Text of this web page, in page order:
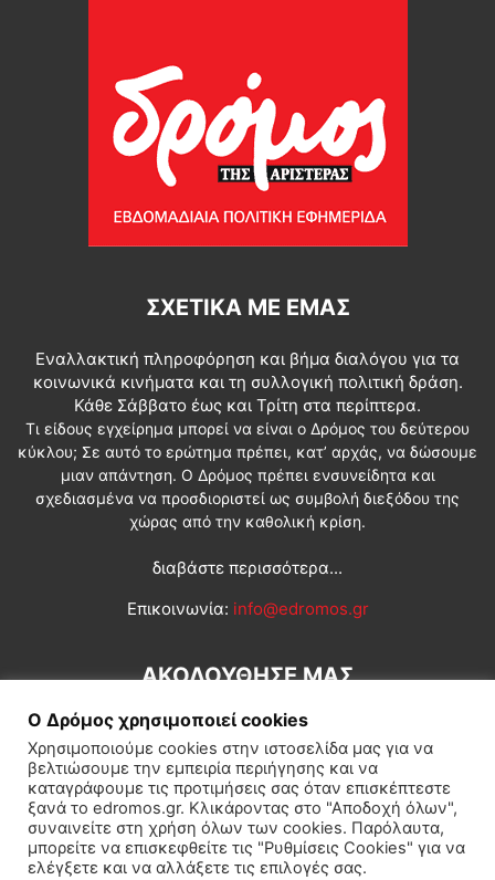
ΣΧΕΤΙΚΆ ΜΕ ΕΜΆΣ
Εναλλακτική πληροφόρηση και βήμα διαλόγου για τα
κοινωνικά κινήματα και τη συλλογική πολιτική δράση.
Κάθε Σάββατο έως και Τρίτη στα περίπτερα.
Τι είδους εγχείρημα μπορεί να είναι ο Δρόμος του δεύτερου
κύκλου; Σε αυτό το ερώτημα πρέπει, κατ’ αρχάς, να δώσουμε
μιαν απάντηση. Ο Δρόμος πρέπει ενσυνείδητα και
σχεδιασμένα να προσδιοριστεί ως συμβολή διεξόδου της
χώρας από την καθολική κρίση.
διαβάστε περισσότερα...
Επικοινωνία: info@edromos.gr
ΑΚΟΛΟΥΘΗΣΕ ΜΑΣ
Εγγραφή συνδρομητή Πολιτική Διεθνή Κοινωνία
Πολιτισμός Αφιερώματα
Ο Δρόμος χρησιμοποιεί cookies
Χρησιμοποιούμε cookies στην ιστοσελίδα μας για να
βελτιώσουμε την εμπειρία περιήγησης και να
καταγράφουμε τις προτιμήσεις σας όταν επισκέπτεστε
ξανά το edromos.gr. Κλικάροντας στο "Αποδοχή όλων",
συναινείτε στη χρήση όλων των cookies. Παρόλαυτα,
μπορείτε να επισκεφθείτε τις "Ρυθμίσεις Cookies" για να
ελέγξετε και να αλλάξετε τις επιλογές σας.